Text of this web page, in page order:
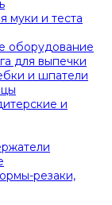
муки и теста
оборудование
для выпечки
и шпатели
и
резаки,